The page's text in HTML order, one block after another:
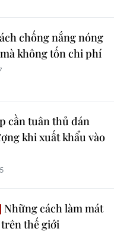
chống nắng nóng
không tốn chi phí
cần tuân thủ dán
khi xuất khẩu vào
Những cách làm mát
thế giới